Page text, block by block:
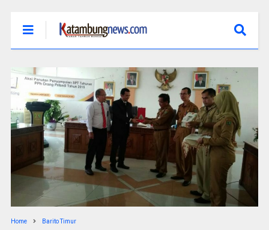
Home Barito Timur